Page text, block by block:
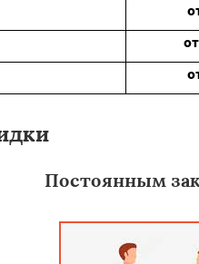
от
Постоянным